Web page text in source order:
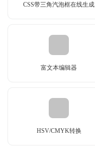
CSS带三角汽泡框在线生成
富文本编辑器
HSV/CMYK转换